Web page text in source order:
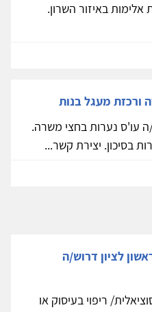
באיזור השרון.
ורכזת מעגל בנות
ה עו'ס נערות בחצי משרה.
בסיכון. יצירת קשר...
לציון דרוש/ה
ריפוי בעיסוק או